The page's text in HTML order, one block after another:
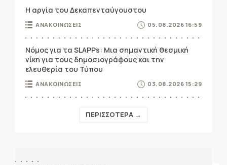
Η αργία του Δεκαπενταύγουστου
ΑΝΑΚΟΙΝΩΣΕΙΣ 05.08.2026 16:59
Νόμος για τα SLAPPs: Μια σημαντική θεσμική
νίκη για τους δημοσιογράφους και την
ελευθερία του Τύπου
ΑΝΑΚΟΙΝΩΣΕΙΣ 03.08.2026 15:29
ΠΕΡΙΣΣΟΤΕΡΑ →